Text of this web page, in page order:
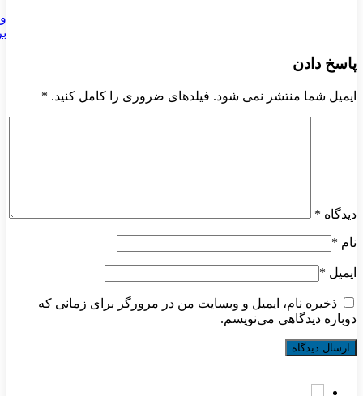
پاسخ دادن
ایمیل شما منتشر نمی شود. فیلدهای ضروری را کامل کنید. *
دیدگاه *
نام *
ایمیل *
ذخیره نام، ایمیل و وبسایت من در مرورگر برای زمانی که
دوباره دیدگاهی می‌نویسم.